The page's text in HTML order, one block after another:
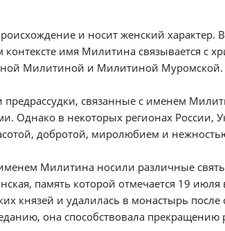
и носит женский характер. В
имя Милитина связывается с
Милитиной и Милитиной Муромской.
связанные с именем
Однако в некоторых регионах России,
добротой, миролюбием и
Милитина носили различные
память которой отмечается 19
князей и удалилась в монастырь
она способствовала